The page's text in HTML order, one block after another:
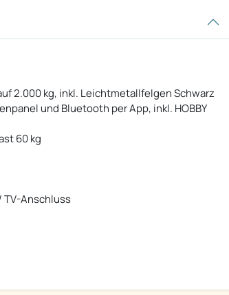
2.000 kg, inkl. Leichtmetallfelgen Schwarz
und Bluetooth per App, inkl. HOBBY
60 kg
TV-Anschluss